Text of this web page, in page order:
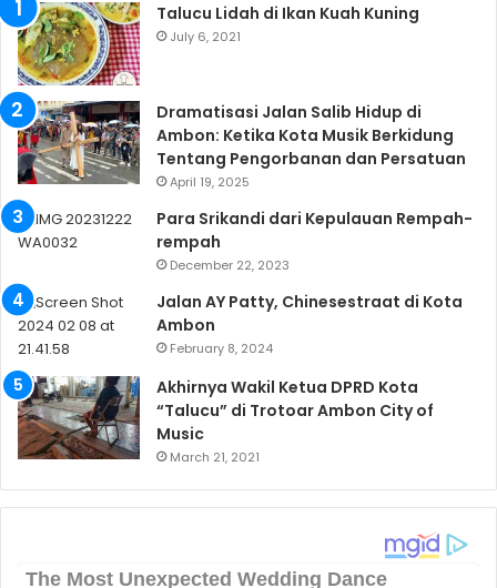
Talucu Lidah di Ikan Kuah Kuning
July 6, 2021
Dramatisasi Jalan Salib Hidup di
Ambon: Ketika Kota Musik Berkidung
Tentang Pengorbanan dan Persatuan
April 19, 2025
Para Srikandi dari Kepulauan Rempah-
rempah
December 22, 2023
Jalan AY Patty, Chinesestraat di Kota
Ambon
February 8, 2024
Akhirnya Wakil Ketua DPRD Kota
“Talucu” di Trotoar Ambon City of
Music
March 21, 2021